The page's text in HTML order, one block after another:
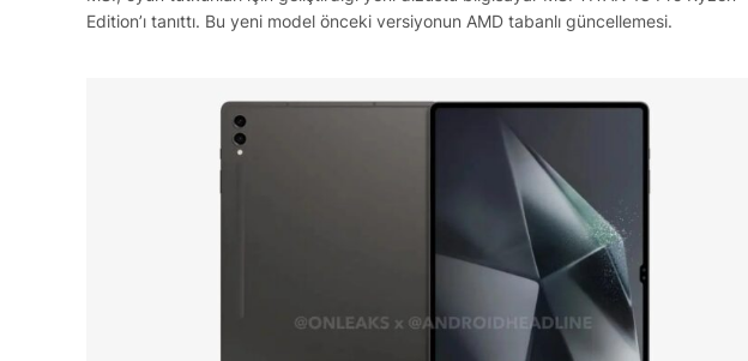
Edition’ı tanıttı. Bu yeni model önceki versiyonun AMD tabanlı güncellemesi.